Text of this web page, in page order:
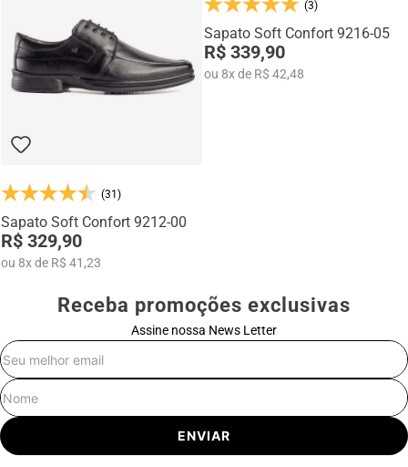
Na categoria Você + Alto, você encontra sapatos sociais, casuais,
mocassins e sapatênis com tecnologia de elevação interna,
desenvolvidos para garantir mais confiança, postura e estilo em
qualquer momento do dia.
(31)
Sapato Soft Confort 9212-00
R$ 329,90
ou 8xde R$ 41,23
(3)
Sapato Soft Confort 9216-05
R$ 339,90
ou 8xde R$ 42,48
Receba promoções exclusivas
Assine nossa News Letter
ENVIAR